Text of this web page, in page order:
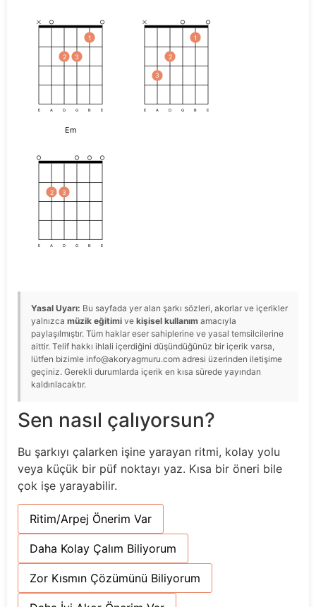
2 3
1
E A D G B E
3
2
1
E A D G B E
Em
2 3
E A D G B E
Yasal Uyarı: Bu sayfada yer alan şarkı sözleri, akorlar ve içerikler
yalnızca müzik eğitimi ve kişisel kullanım amacıyla
paylaşılmıştır. Tüm haklar eser sahiplerine ve yasal temsilcilerine
aittir. Telif hakkı ihlali içerdiğini düşündüğünüz bir içerik varsa,
lütfen bizimle info@akoryagmuru.com adresi üzerinden iletişime
geçiniz. Gerekli durumlarda içerik en kısa sürede yayından
kaldırılacaktır.
Sen nasıl çalıyorsun?
Bu şarkıyı çalarken işine yarayan ritmi, kolay yolu
veya küçük bir püf noktayı yaz. Kısa bir öneri bile
çok işe yarayabilir.
Ritim/Arpej Önerim Var
Daha Kolay Çalım Biliyorum
Zor Kısmın Çözümünü Biliyorum